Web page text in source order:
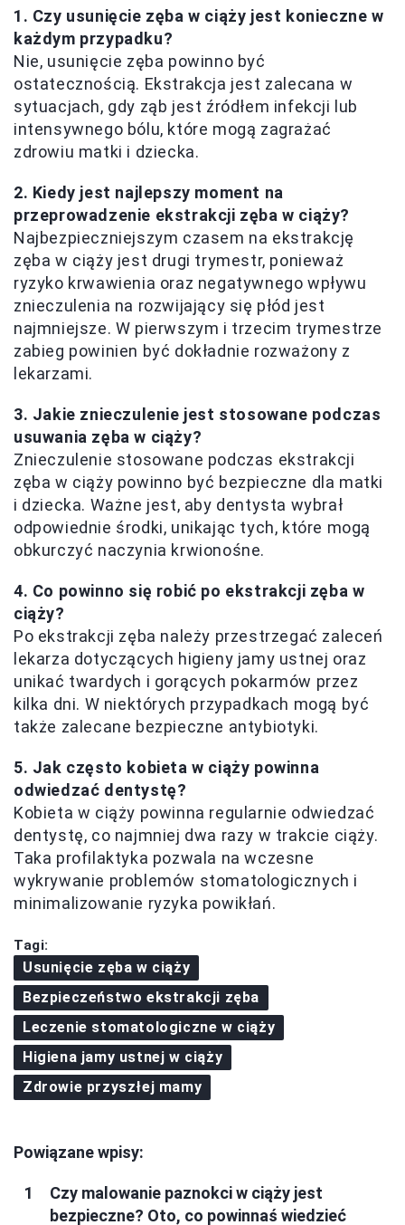
1. Czy usunięcie zęba w ciąży jest konieczne w
każdym przypadku?
Nie, usunięcie zęba powinno być
ostatecznością. Ekstrakcja jest zalecana w
sytuacjach, gdy ząb jest źródłem infekcji lub
intensywnego bólu, które mogą zagrażać
zdrowiu matki i dziecka.
2. Kiedy jest najlepszy moment na
przeprowadzenie ekstrakcji zęba w ciąży?
Najbezpieczniejszym czasem na ekstrakcję
zęba w ciąży jest drugi trymestr, ponieważ
ryzyko krwawienia oraz negatywnego wpływu
znieczulenia na rozwijający się płód jest
najmniejsze. W pierwszym i trzecim trymestrze
zabieg powinien być dokładnie rozważony z
lekarzami.
3. Jakie znieczulenie jest stosowane podczas
usuwania zęba w ciąży?
Znieczulenie stosowane podczas ekstrakcji
zęba w ciąży powinno być bezpieczne dla matki
i dziecka. Ważne jest, aby dentysta wybrał
odpowiednie środki, unikając tych, które mogą
obkurczyć naczynia krwionośne.
4. Co powinno się robić po ekstrakcji zęba w
ciąży?
Po ekstrakcji zęba należy przestrzegać zaleceń
lekarza dotyczących higieny jamy ustnej oraz
unikać twardych i gorących pokarmów przez
kilka dni. W niektórych przypadkach mogą być
także zalecane bezpieczne antybiotyki.
5. Jak często kobieta w ciąży powinna
odwiedzać dentystę?
Kobieta w ciąży powinna regularnie odwiedzać
dentystę, co najmniej dwa razy w trakcie ciąży.
Taka profilaktyka pozwala na wczesne
wykrywanie problemów stomatologicznych i
minimalizowanie ryzyka powikłań.
Tagi:
Usunięcie zęba w ciąży
Bezpieczeństwo ekstrakcji zęba
Leczenie stomatologiczne w ciąży
Higiena jamy ustnej w ciąży
Zdrowie przyszłej mamy
Powiązane wpisy:
Czy malowanie paznokci w ciąży jest
bezpieczne? Oto, co powinnaś wiedzieć